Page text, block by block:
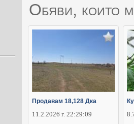
Обяви, които
Продавам 18,128 Дка
11.2.2026 г. 22:29:09